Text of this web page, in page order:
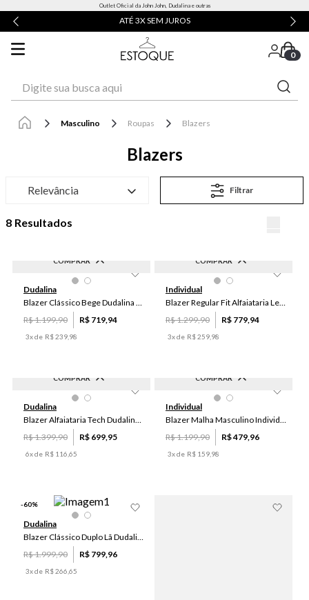
Outlet Oficial da John John, Dudalina e outras
ATÉ 3X SEM JUROS
0
Masculino Roupas Blazers
Blazers
Relevância Filtrar
8
COMPRAR
52
58
60
Dudalina
Blazer Clássico Bege Dudalina Masculina
R$1.199,90 R$ 719,94
3x de R$239 98
COMPRAR
G M
Individual
Blazer Regular Fit Alfaiataria Leve Masculino Individual
R$1.299,90 R$ 779,94
3x de R$259 98
COMPRAR
50
56
58 60
Dudalina
Blazer Alfaiataria Tech Dudalina Masculina
R$1.399,90 R$ 699,95
6x de R$ 116 65
COMPRAR
M G
Individual
Blazer Malha Masculino Individual
R$1.199,90 R$479,96
3x de R$ 159 98
-60%
Dudalina
Blazer Clássico Duplo Lã Dudalina Masculino
R$1.999,90 R$ 799,96
3x de R$266 65